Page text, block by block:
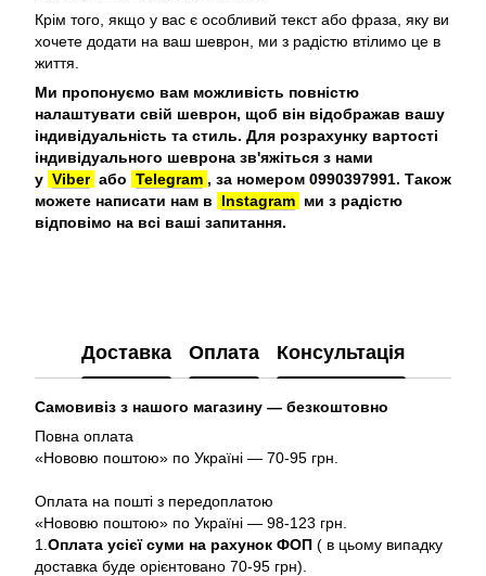
Крім того, якщо у вас є особливий текст або фраза, яку ви
хочете додати на ваш шеврон, ми з радістю втілимо це в
життя.
Ми пропонуємо вам можливість повністю
налаштувати свій шеврон, щоб він відображав вашу
індивідуальність та стиль. Для розрахунку вартості
індивідуального шеврона зв'яжіться з нами
у Viber або Telegram , за номером 0990397991. Також
можете написати нам в
Instagram ми з радістю
відповімо на всі ваші запитання.
Доставка Оплата Консультація
Самовивіз з нашого магазину — безкоштовно
Повна оплата
«Нововю поштою» по Україні — 70-95 грн.
Оплата на пошті з передоплатою
«Нововю поштою» по Україні — 98-123 грн.
1. Оплата усієї суми на рахунок ФОП ( в цьому випадку
доставка буде орієнтовано 70-95 грн).